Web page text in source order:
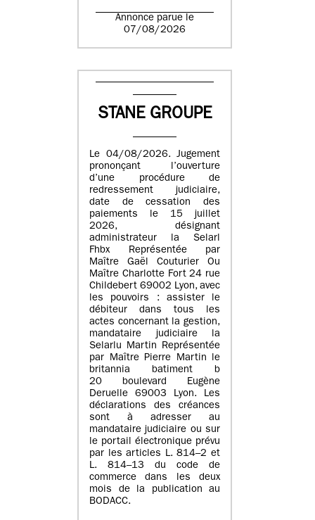
Annonce parue le
07/08/2026
STANE GROUPE
Le 04/08/2026. Jugement
prononçant l’ouverture
d’une procédure de
redressement judiciaire,
date de cessation des
paiements le 15 juillet
2026, désignant
administrateur la Selarl
Fhbx Représentée par
Maître Gaël Couturier Ou
Maître Charlotte Fort 24 rue
Childebert 69002 Lyon, avec
les pouvoirs : assister le
débiteur dans tous les
actes concernant la gestion,
mandataire judiciaire la
Selarlu Martin Représentée
par Maître Pierre Martin le
britannia batiment b
20 boulevard Eugène
Deruelle 69003 Lyon. Les
déclarations des créances
sont à adresser au
mandataire judiciaire ou sur
le portail électronique prévu
par les articles L. 814–2 et
L. 814–13 du code de
commerce dans les deux
mois de la publication au
BODACC.